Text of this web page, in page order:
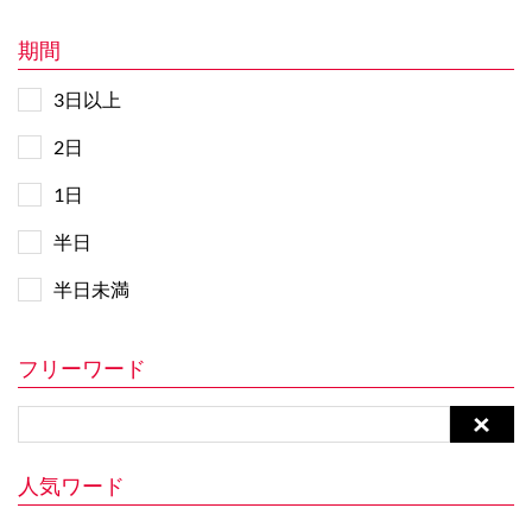
期間
3日以上
2日
1日
半日
半日未満
フリーワード
人気ワード